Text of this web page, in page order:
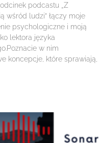
podcastu „Z
wśród ludzi” łączy moje
psychologiczne i moją
lektora języka
w nim
koncepcje, które sprawiają,